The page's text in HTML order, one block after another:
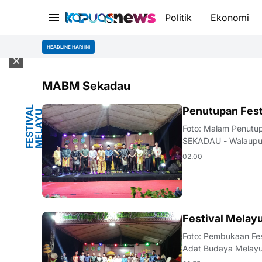
Politik Ekonomi
HEADLINE HARI INI
MABM Sekadau
F
E
S
T I
VA
L
M
E
L A
YU
K
E
-
I V
Penutupan
Foto: Malam
SEKADAU -
penutupan Fes…
02.00
ARON Festival
Foto: Pembukaan
Adat Budaya